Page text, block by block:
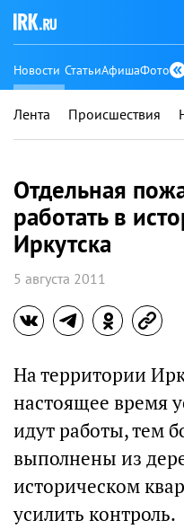
Новости СтатьиАфишаФото
Лента Происшествия
Отдельная
работать в
Иркутска
5 августа 2011
На территории
настоящее время
идут работы, тем
выполнены из
историческом
усилить контроль.